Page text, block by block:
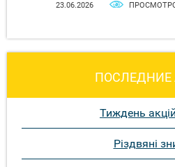
23.06.2026
ПОСЛЕДНИЕ
Тиждень
Різдвяні